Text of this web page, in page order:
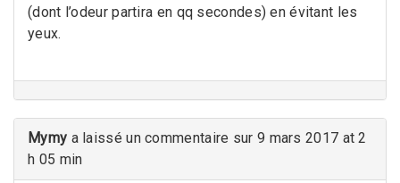
(dont l’odeur partira en qq secondes) en évitant les
yeux.
Mymy a laissé un commentaire sur 9 mars 2017 at 2
h 05 min